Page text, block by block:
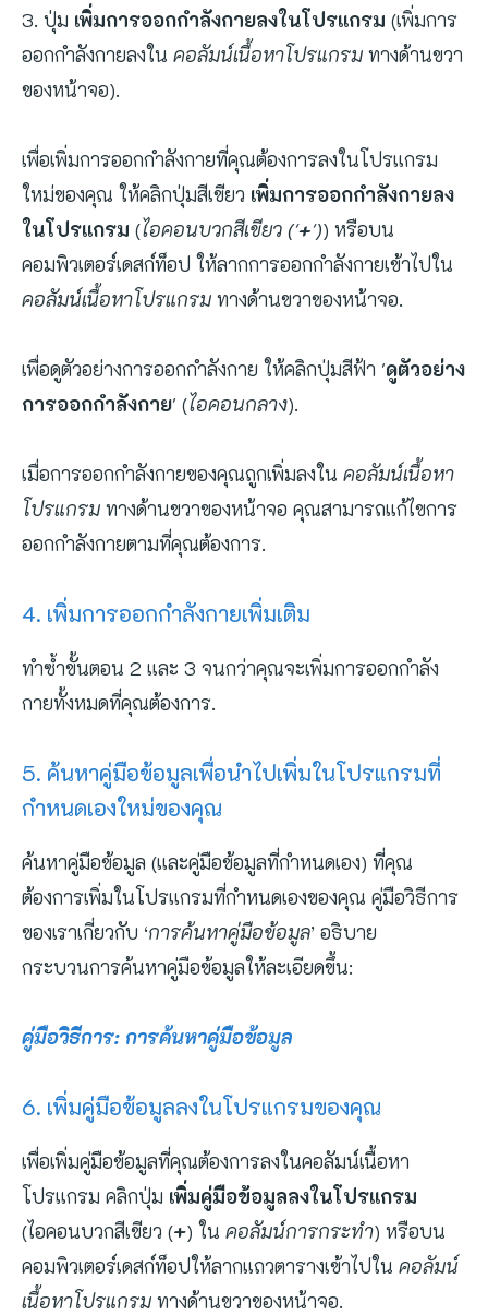
3. ปุ่ม เพิ่มการออกกำลังกายลงในโปรแกรม (เพิ่มการ
ออกกำลังกายลงในคอลัมน์เนื้อหาโปรแกรม ทางด้านขวา
ของหน้าจอ).
เพื่อเพิ่มการออกกำลังกายที่คุณต้องการลงในโปรแกรม
ใหม่ของคุณ ให้คลิกปุ่มสีเขียว เพิ่มการออกกำลังกายลง
ในโปรแกรม (ไอคอนบวกสีเขียว ('+')) หรือบน
คอมพิวเตอร์เดสก์ท็อป ให้ลากการออกกำลังกายเข้าไปใน
คอลัมน์เนื้อหาโปรแกรม ทางด้านขวาของหน้าจอ.
เพื่อดูตัวอย่างการออกกำลังกาย ให้คลิกปุ่มสีฟ้า 'ดูตัวอย่าง
การออกกำลังกาย' (ไอคอนกลาง).
เมื่อการออกกำลังกายของคุณถูกเพิ่มลงในคอลัมน์เนื้อหา
โปรแกรม ทางด้านขวาของหน้าจอ คุณสามารถแก้ไขการ
ออกกำลังกายตามที่คุณต้องการ.
4. เพิ่มการออกกำลังกายเพิ่มเติม
ทำซ้ำขั้นตอน 2 และ 3 จนกว่าคุณจะเพิ่มการออกกำลัง
กายทั้งหมดที่คุณต้องการ.
5. ค้นหาคู่มือข้อมูลเพื่อนำไปเพิ่มในโปรแกรมที่
กำหนดเองใหม่ของคุณ
ค้นหาคู่มือข้อมูล (และคู่มือข้อมูลที่กำหนดเอง) ที่คุณ
ต้องการเพิ่มในโปรแกรมที่กำหนดเองของคุณ คู่มือวิธีการ
ของเราเกี่ยวกับ ‘การค้นหาคู่มือข้อมูล’ อธิบาย
กระบวนการค้นหาคู่มือข้อมูลให้ละเอียดขึ้น:
คู่มือวิธีการ: การค้นหาคู่มือข้อมูล
6. เพิ่มคู่มือข้อมูลลงในโปรแกรมของคุณ
เพื่อเพิ่มคู่มือข้อมูลที่คุณต้องการลงในคอลัมน์เนื้อหา
โปรแกรม คลิกปุ่ม เพิ่มคู่มือข้อมูลลงในโปรแกรม
(ไอคอนบวกสีเขียว (+) ในคอลัมน์การกระทำ) หรือบน
คอมพิวเตอร์เดสก์ท็อปให้ลากแถวตารางเข้าไปในคอลัมน์
เนื้อหาโปรแกรม ทางด้านขวาของหน้าจอ.